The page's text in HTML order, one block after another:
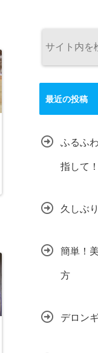
最近の投稿
ふるふ
指して！
久しぶ
簡単！
方
デロン